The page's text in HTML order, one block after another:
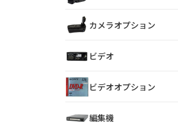
カメラオプション
ビデオ
ビデオオプション
編集機